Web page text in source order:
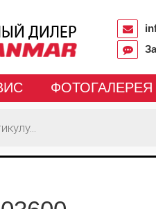
ФОТОГАЛЕРЕЯ